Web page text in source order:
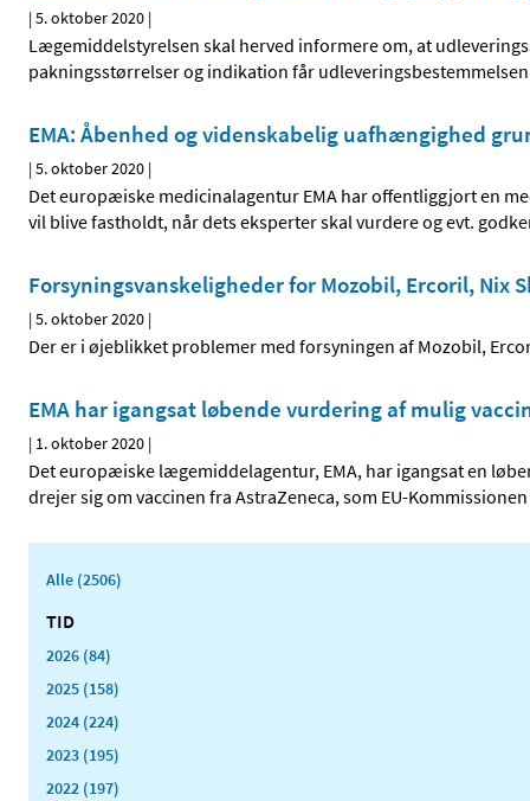
|5. oktober 2020 |
Lægemiddelstyrelsen skal herved informere om, at
pakningsstørrelser og indikation får udleveringsbestemmelsen
EMA: Åbenhed og videnskabelig uafhængighed
|5. oktober 2020 |
Det europæiske medicinalagentur EMA har offentliggjort en
vil blive fastholdt, når dets eksperter skal vurdere og evt.
Forsyningsvanskeligheder for Mozobil, Ercoril, Nix
|5. oktober 2020 |
Der er i øjeblikket problemer med forsyningen af Mozobil,
EMA har igangsat løbende vurdering af mulig
| 1. oktober 2020 |
Det europæiske lægemiddelagentur, EMA, har igangsat en
drejer sig om vaccinen fra AstraZeneca, som EU-
Alle (2506)
TID
2026 (84)
2025 (158)
2024 (224)
2023 (195)
2022 (197)